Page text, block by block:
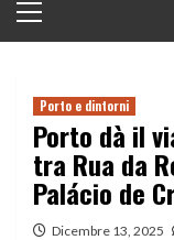
principale
Porto e dintorni
Porto dà il
tra Rua da
Palácio de
Dicembre 13, 2025